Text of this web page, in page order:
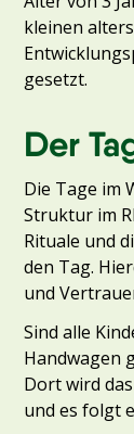
kleinen
gesetzt.
Der
Die Tage im
Struktur im
Rituale und
den Tag.
und
Sind alle
Handwagen
Dort wird
und es folgt